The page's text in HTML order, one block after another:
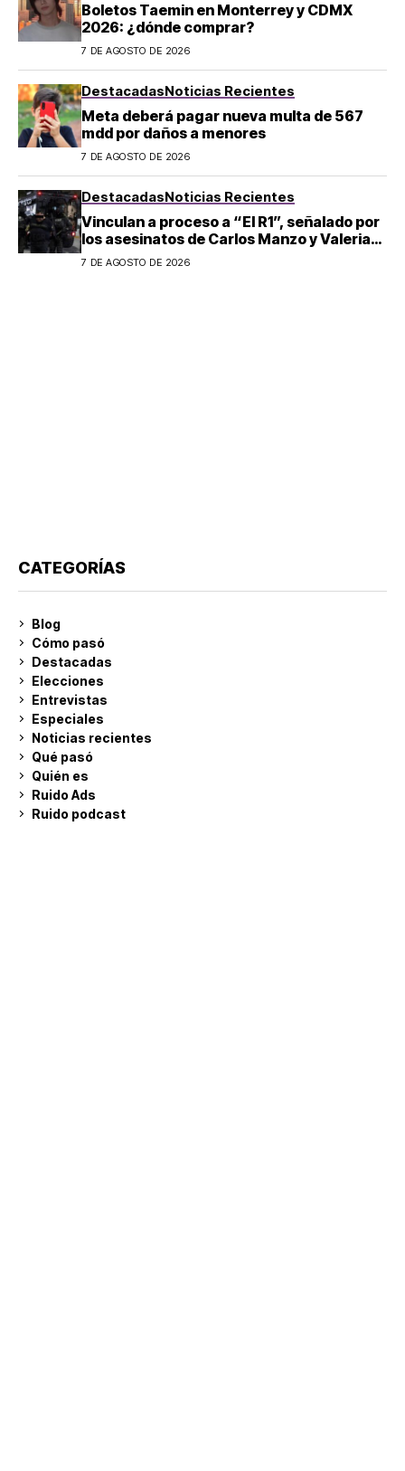
Boletos Taemin en Monterrey y CDMX
2026: ¿dónde comprar?
7 DE AGOSTO DE 2026
DestacadasNoticias Recientes
Meta deberá pagar nueva multa de 567
mdd por daños a menores
7 DE AGOSTO DE 2026
DestacadasNoticias Recientes
Vinculan a proceso a “El R1”, señalado por
los asesinatos de Carlos Manzo y Valeria
Márquez
7 DE AGOSTO DE 2026
CATEGORÍAS
Blog
Cómo pasó
Destacadas
Elecciones
Entrevistas
Especiales
Noticias recientes
Qué pasó
Quién es
Ruido Ads
Ruido podcast